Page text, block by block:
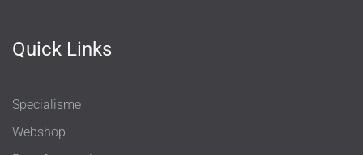
Quick Links
Specialisme
Webshop